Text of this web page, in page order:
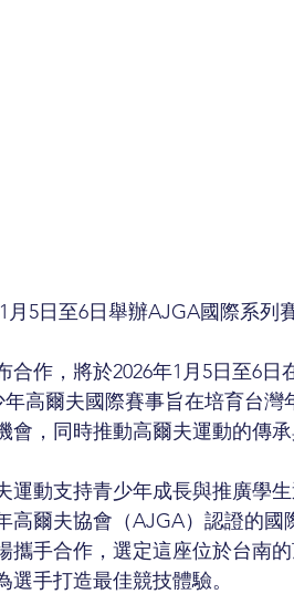
月5日至6日舉辦AJGA國際系列
作，將於2026年1月5日至6日
高爾夫國際賽事旨在培育台灣
會，同時推動高爾夫運動的傳
動支持青少年成長與推廣學
高爾夫協會（AJGA）認證的國
攜手合作，選定這座位於台南
手打造最佳競技體驗。